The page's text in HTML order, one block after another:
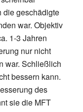
die geschädigte
war. Objektiv
1-3 Jahren
nur nicht
war. Schließlich
bessern kann.
des
sie die MFT